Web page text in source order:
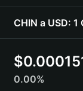
Português
Bahasa Indonesia
ภาษาไทย
Español
CHIN a USD: 1
$
0.00%